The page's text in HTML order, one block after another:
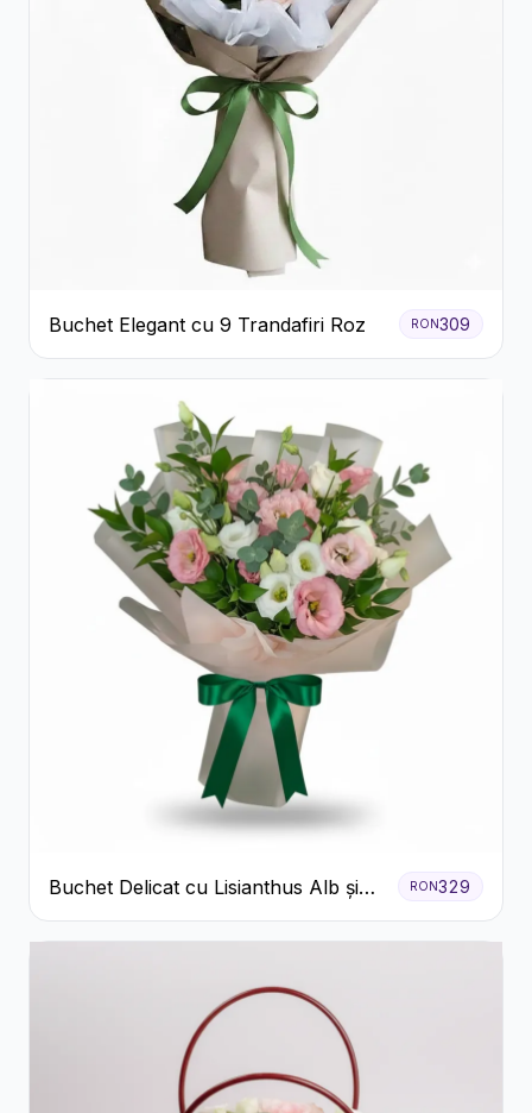
Buchet Elegant cu 9 Trandafiri Roz RON309
Buchet Delicat cu Lisianthus Alb și
Roz
RON329